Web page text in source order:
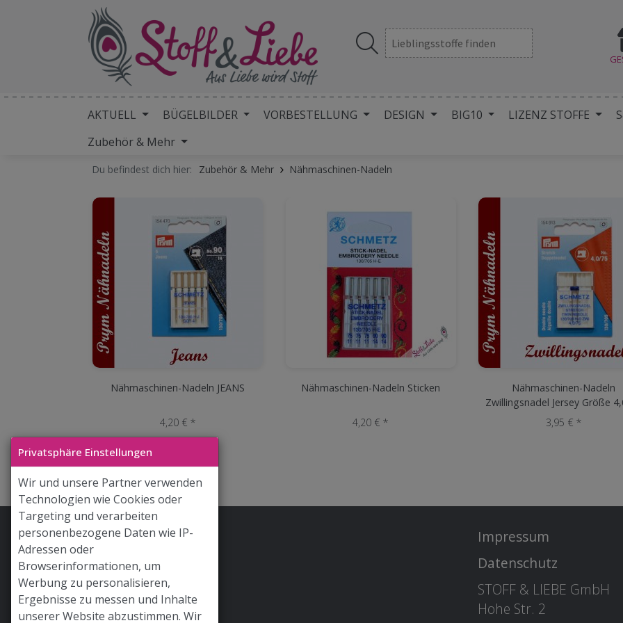
Privatsphäre Einstellungen
Wir und unsere Partner verwenden
Technologien wie Cookies oder
Targeting und verarbeiten
personenbezogene Daten wie IP-
Adressen oder
Browserinformationen, um
Werbung zu personalisieren,
Ergebnisse zu messen und Inhalte
unserer Website abzustimmen. Wir
AKTUELL BÜGELBILDER VORBESTELLUNG DESIGN BIG10 LIZENZ STOFFE
Zubehör & Mehr
Du befindest dich hier: Zubehör & Mehr Nähmaschinen-Nadeln
Nähmaschinen-Nadeln JEANS
4,20 € *
Nähmaschinen-Nadeln Sticken
4,20 € *
Nähmaschinen-Nadeln
Zwillingsnadel Jersey Größe
3,95 € *
Stoff & Liebe App
Hilfe / FAQ
Versand
Widerrufsrecht
Impressum
Datenschutz
STOFF & LIEBE GmbH
Hohe Str. 2